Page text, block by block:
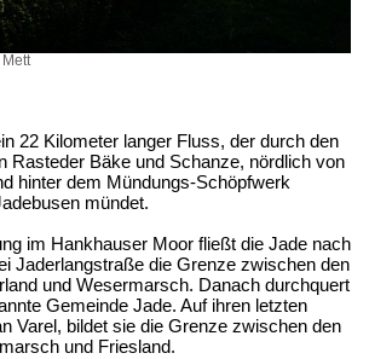
22 Kilometer langer Fluss, der durch den
Rasteder Bäke und Schanze, nördlich von
hinter dem Mündungs-Schöpfwerk
mündet.
im Hankhauser Moor fließt die Jade nach
Jaderlangstraße die Grenze zwischen den
und Wesermarsch. Danach durchquert
Gemeinde Jade. Auf ihren letzten
Varel, bildet sie die Grenze zwischen den
und Friesland.